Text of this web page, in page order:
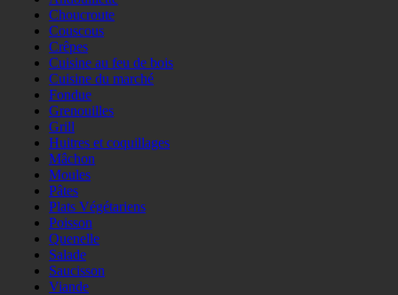
Choucroute
Couscous
Crêpes
Cuisine au feu de bois
Cuisine du marché
Fondue
Grenouilles
Grill
Huitres et coquillages
Mâchon
Moules
Pâtes
Plats Végétariens
Poisson
Quenelle
Salade
Saucisson
Viande